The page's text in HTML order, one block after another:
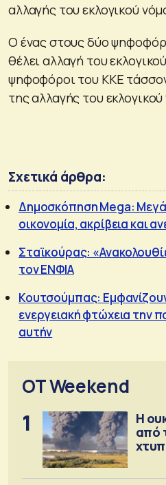
αλλαγής του εκλογικού
Ο ένας στους δύο
θέλει αλλαγή του
ψηφοφόροι του ΚΚΕ
της αλλαγής του
Σχετικά άρθρα:
Δημοσκόπηση Mega:
οικονομία, ακρίβεια και
Σταϊκούρας:
τον ΕΝΦΙΑ
Κουτσούμπας:
ενεργειακή φτώχεια την
αυτήν
OT Weekend
1
Η
από